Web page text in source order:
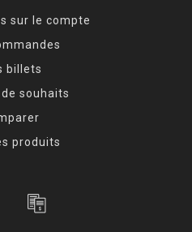
sur le compte
billets
souhaits
produits